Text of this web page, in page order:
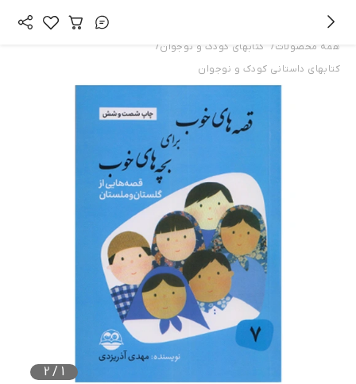
همه محصولات/ کتابهای کودک و نوجوان/
کتابهای داستانی کودک و نوجوان
1
/
2